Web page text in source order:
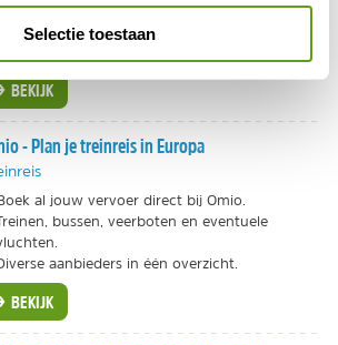
Selectie toestaan
trein, bus, veerboot, vlucht en transfers.
Bij Omio zie je alle vervoerders.
BEKIJK
- Plan je treinreis in Europa
al jouw vervoer direct bij Omio.
bussen, veerboten en eventuele
aanbieders in één overzicht.
BEKIJK